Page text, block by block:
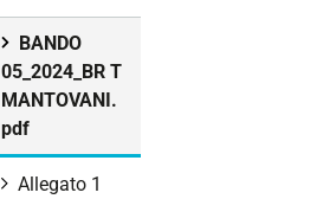
BANDO
05_2024_BR T
MANTOVANI.
pdf
Allegato 1